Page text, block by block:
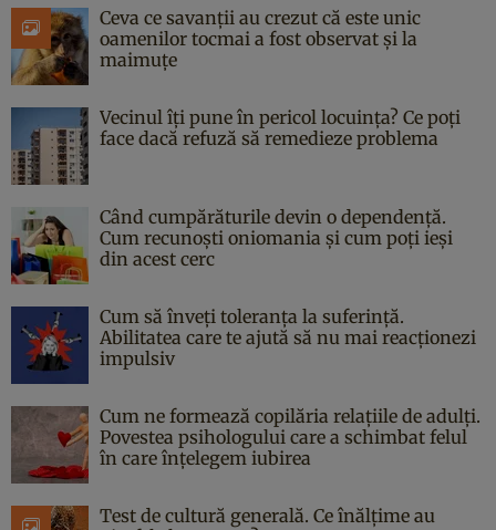
Ceva ce savanții au crezut că este unic
oamenilor tocmai a fost observat și la
maimuțe
Vecinul îți pune în pericol locuința? Ce poți
face dacă refuză să remedieze problema
Când cumpărăturile devin o dependență.
Cum recunoști oniomania și cum poți ieși
din acest cerc
Cum să înveți toleranța la suferință.
Abilitatea care te ajută să nu mai reacționezi
impulsiv
Cum ne formează copilăria relațiile de adulți.
Povestea psihologului care a schimbat felul
în care înțelegem iubirea
Test de cultură generală. Ce înălțime au